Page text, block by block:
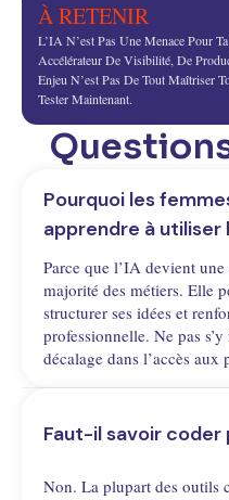
À RETENIR
L’IA N’est Pas Une Menace Pour
Accélérateur De Visibilité, De
Enjeu N’est Pas De Tout Maîtriser
Tester Maintenant.
Pourquoi les
apprendre à utiliser
Parce que l’IA devient
majorité des métiers. Elle
structurer ses idées et
professionnelle. Ne pas
décalage dans l’accès aux
Faut-il savoir coder
Non. La plupart des outils